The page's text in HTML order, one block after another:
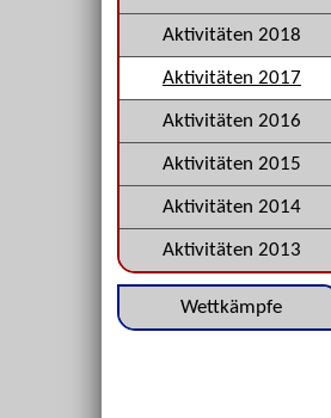
Aktivitäten 2018
Aktivitäten 2017
Aktivitäten 2016
Aktivitäten 2015
Aktivitäten 2014
Aktivitäten 2013
NavigationWettkämpfe